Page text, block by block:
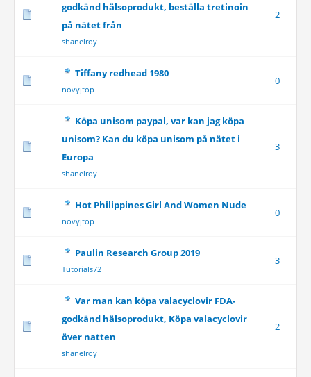
godkänd hälsoprodukt, beställa tretinoin
på nätet från
shanelroy
2
Tiffany redhead 1980
novyjtop
0
Köpa unisom paypal, var kan jag köpa
unisom? Kan du köpa unisom på nätet i
Europa
shanelroy
3
Hot Philippines Girl And Women Nude
novyjtop
0
Paulin Research Group 2019
Tutorials72
3
Var man kan köpa valacyclovir FDA-
godkänd hälsoprodukt, Köpa valacyclovir
över natten
shanelroy
2